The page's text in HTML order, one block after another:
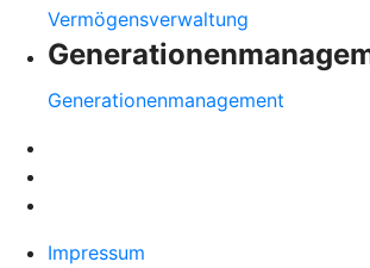
Vermögensverwaltung
Generationenmanagement
Impressum